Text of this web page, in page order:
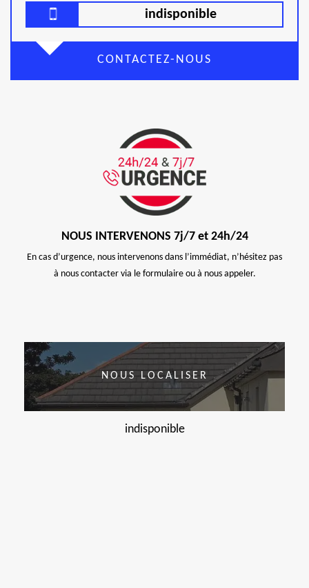
indisponible
CONTACTEZ-NOUS
NOUS INTERVENONS 7j/7 et 24h/24
En cas d’urgence, nous intervenons dans l’immédiat, n’hésitez pas
à nous contacter via le formulaire ou à nous appeler.
NOUS LOCALISER
indisponible